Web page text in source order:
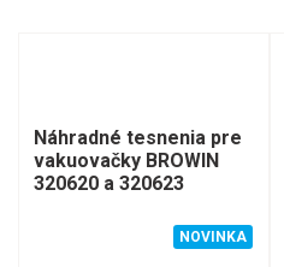
Náhradné tesnenia pre
vakuovačky BROWIN
320620 a 320623
NOVINKA